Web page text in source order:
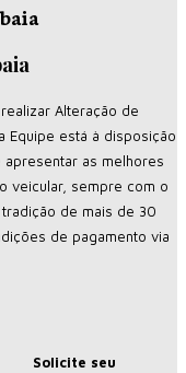
Alteração de
Equipe está à disposição
as melhores
veicular, sempre com o
de mais de 30
de pagamento via
Solicite seu